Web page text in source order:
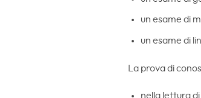
un esame di
un esame di
La prova di
nella lettura